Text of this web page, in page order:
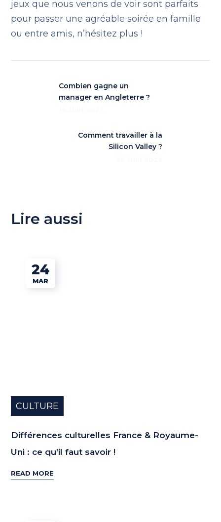
jeux que nous venons de voir sont parfaits
pour passer une agréable soirée en famille
ou entre amis, n’hésitez plus !
Combien gagne un
manager en Angleterre ?
Comment travailler à la
Silicon Valley ?
Lire aussi
24
MAR
CULTURE
Différences culturelles France & Royaume-
Uni : ce qu’il faut savoir !
READ MORE